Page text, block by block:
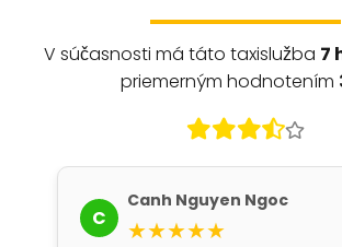
V súčasnosti má táto taxislužba 7
priemerným hodnotením
C
Canh Nguyen Ngoc
★★★★★